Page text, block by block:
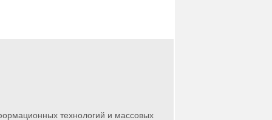
технологий и массовых